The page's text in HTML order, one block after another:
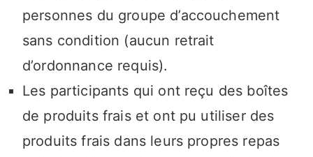
personnes du groupe d’accouchement
sans condition (aucun retrait
d’ordonnance requis).
Les participants qui ont reçu des boîtes
de produits frais et ont pu utiliser des
produits frais dans leurs propres repas